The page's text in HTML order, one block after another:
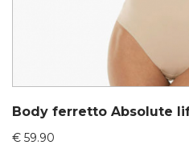
Body ferretto Absolute
€ 59.90